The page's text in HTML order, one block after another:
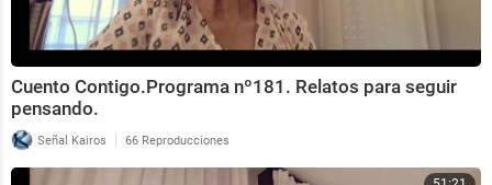
Cuento Contigo.Programa nº181. Relatos para seguir
pensando.
Señal Kairos | 66 Reproducciones